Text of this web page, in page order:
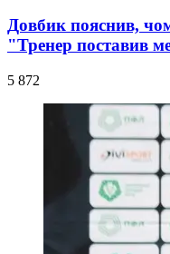
Довбик пояснив,
"Тренер поставив
5 872